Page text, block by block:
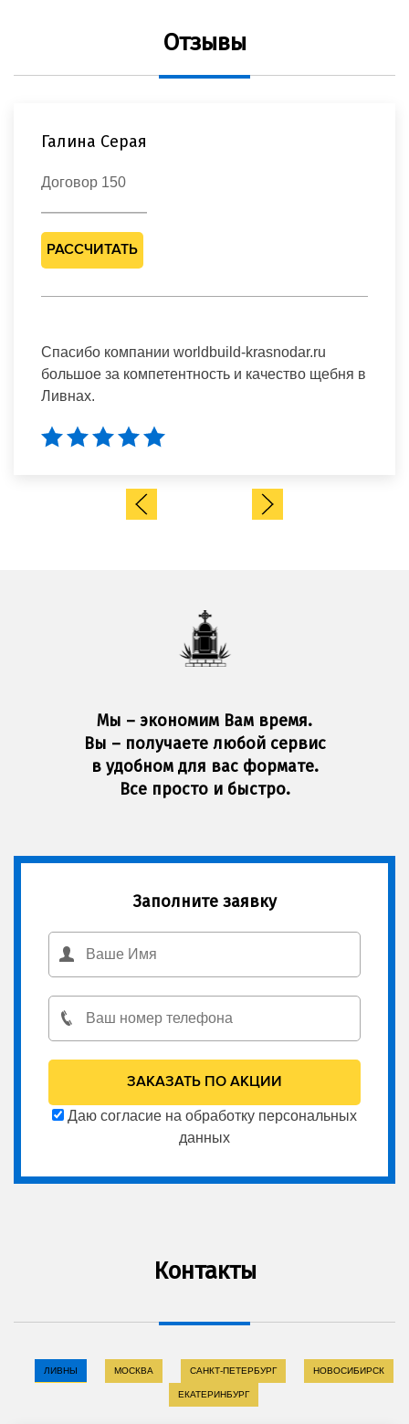
Отзывы
Галина Серая
Договор 150
РАССЧИТАТЬ
Спасибо компании worldbuild-krasnodar.ru
большое за компетентность и качество щебня в
Ливнах.
Мы – экономим Вам время.
Вы – получаете любой сервис
в удобном для вас формате.
Все просто и быстро.
Заполните заявку
Даю согласие на обработку персональных
данных
Контакты
ЛИВНЫ МОСКВА САНКТ-ПЕТЕРБУРГ НОВОСИБИРСК
ЕКАТЕРИНБУРГ